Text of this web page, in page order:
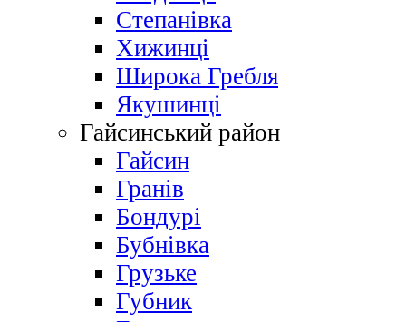
Степанівка
Хижинці
Широка Гребля
Якушинці
Гайсинський район
Гайсин
Гранів
Бондурі
Бубнівка
Грузьке
Губник